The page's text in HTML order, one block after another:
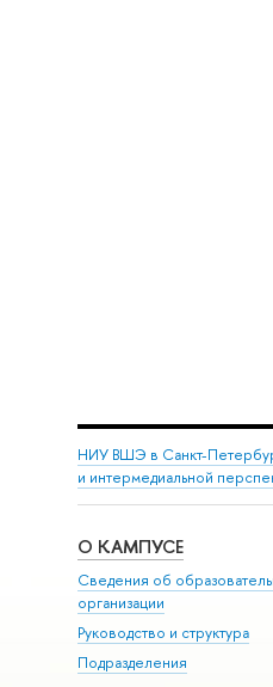
НИУ ВШЭ в Санкт-
и интермедиальной
О КАМПУСЕ
Сведения об
организации
Руководство и структура
Подразделения